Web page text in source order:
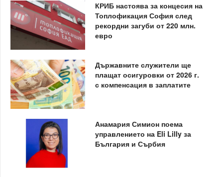
КРИБ настоява за концесия на
Топлофикация София след
рекордни загуби от 220 млн.
евро
Държавните служители ще
плащат осигуровки от 2026 г.
с компенсация в заплатите
Анамария Симион поема
управлението на Eli Lilly за
България и Сърбия